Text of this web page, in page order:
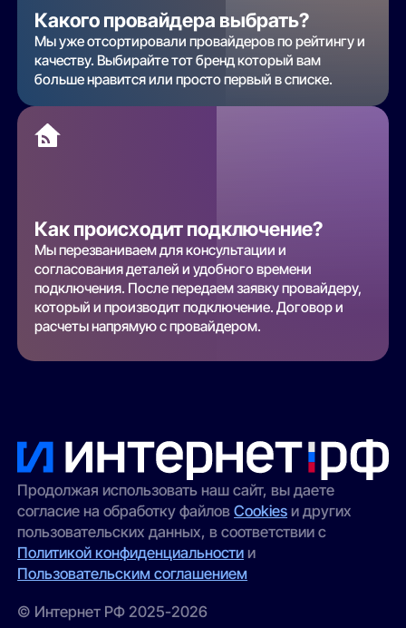
Какого провайдера выбрать?
Мы уже отсортировали провайдеров по рейтингу и
качеству. Выбирайте тот бренд который вам
больше нравится или просто первый в списке.
Как происходит подключение?
Мы перезваниваем для консультации и
согласования деталей и удобного времени
подключения. После передаем заявку провайдеру,
который и производит подключение. Договор и
расчеты напрямую с провайдером.
Продолжая использовать наш сайт, вы даете
согласие на обработку файловCookies и других
пользовательских данных, в соответствии с
Политикой конфиденциальности и
Пользовательским соглашением
© Интернет РФ 2025-2026